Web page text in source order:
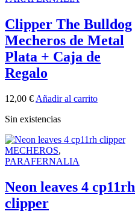
Clipper The Bulldog
Mecheros de Metal
Plata + Caja de
Regalo
12,00 € Añadir al carrito
Sin existencias
MECHEROS,
PARAFERNALIA
Neon leaves 4 cp11rh
clipper